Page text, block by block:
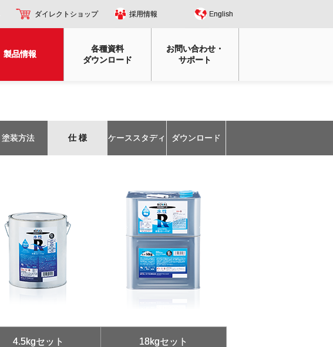
ダイレクトショップ 採用情報 English
製品情報
各種資料
ダウンロード
お問い合わせ・
サポート
塗装方法 仕 様 ケーススタディ ダウンロード
4.5kgセット 18kgセット